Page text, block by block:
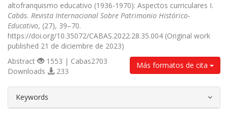
altofranquismo educativo (1936-1970): Aspectos curriculares I.
Cabás. Revista Internacional Sobre Patrimonio Histórico-
Educativo, (27), 39–70.
https://doi.org/10.35072/CABAS.2022.28.35.004 (Original work
published 21 de diciembre de 2023)
Más formatos de cita
Abstract
1553 | Cabas2703
Downloads
233
Keywords